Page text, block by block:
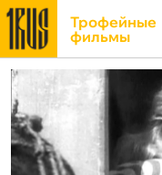
Трофейные
фильмы